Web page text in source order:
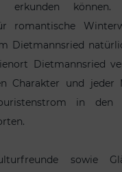
erkunden
romantische
Dietmannsried
Dietmannsried
Charakter und jeder
in den
sowie